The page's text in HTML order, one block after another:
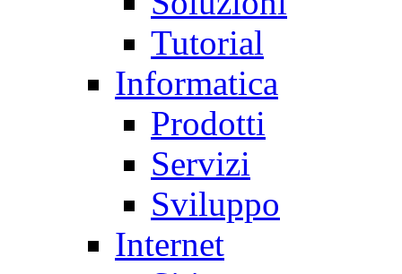
Tutorial
Informatica
Prodotti
Servizi
Sviluppo
Internet